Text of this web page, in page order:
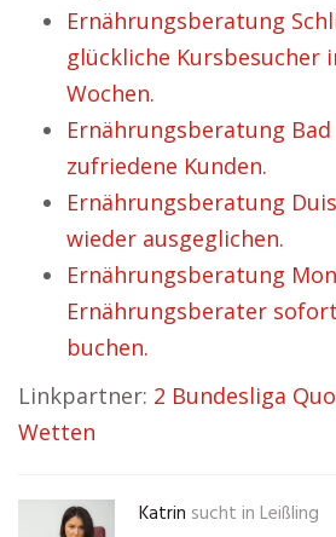
Ernährungsberatung
glückliche Kursbesucher
Wochen.
Ernährungsberatung
zufriedene Kunden.
Ernährungsberatung
wieder ausgeglichen.
Ernährungsberatung
Ernährungsberater
buchen.
Linkpartner: 2 Bundesliga
Wetten
Katrin sucht in Leißling